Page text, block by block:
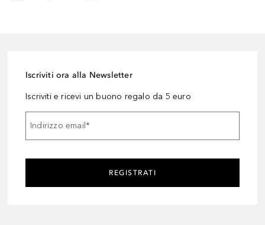
Iscriviti ora alla Newsletter
Iscriviti e ricevi un buono regalo da 5 euro
Indirizzo email*
REGISTRATI